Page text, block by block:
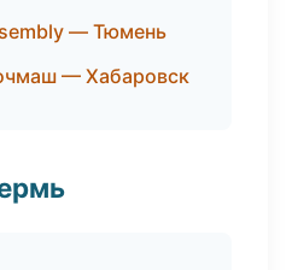
— Тюмень
— Хабаровск